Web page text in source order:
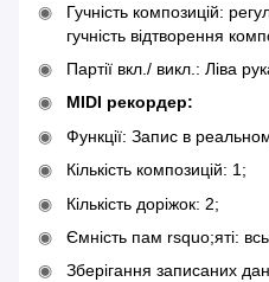
Гучність композицій:
гучність відтворення
Партії вкл./ викл.: Ліва
MIDI рекордер:
Функції: Запис в
Кількість композицій: 1;
Кількість доріжок: 2;
Ємність пам rsquo;яті:
Зберігання записаних